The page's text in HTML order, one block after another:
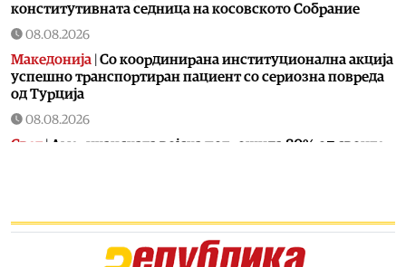
конститутивната седница на косовското Собрание
08.08.2026
Македонија Со координирана институционална акција
успешно транспортиран пациент со сериозна повреда
од Турција
08.08.2026
Свет | Американската војска потрошила 80% од своите
испратил осудени насилници